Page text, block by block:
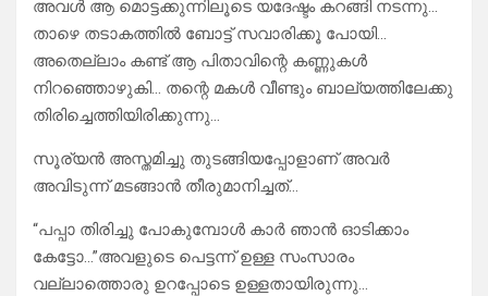
അവൾ ആ മൊട്ടക്കുന്നിലൂടെ യദേഷ്ടം കറങ്ങി നടന്നു…
താഴെ തടാകത്തിൽ ബോട്ട് സവാരിക്കൂ പോയി…
അതെല്ലാം കണ്ട് ആ പിതാവിന്റെ കണ്ണുകൾ
നിറഞ്ഞൊഴുകി… തന്റെ മകൾ വീണ്ടും ബാല്യത്തിലേക്കു
തിരിച്ചെത്തിയിരിക്കുന്നു…
സൂര്യൻ അസ്തമിച്ചു തുടങ്ങിയപ്പോളാണ് അവർ
അവിടുന്ന് മടങ്ങാൻ തീരുമാനിച്ചത്…
“പപ്പാ തിരിച്ചു പോകുമ്പോൾ കാർ ഞാൻ ഓടിക്കാം
കേട്ടോ…”അവളുടെ പെട്ടന്ന് ഉള്ള സംസാരം
വല്ലാത്തൊരു ഉറപ്പോടെ ഉള്ളതായിരുന്നു…